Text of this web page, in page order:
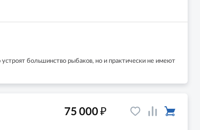
большинство рыбаков, но и практически не имеют
75 000₽